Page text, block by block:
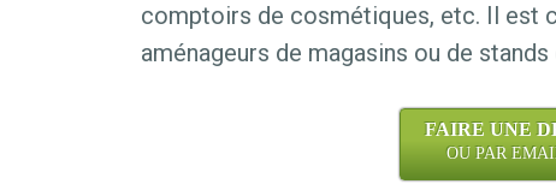
comptoirs de cosmétiques, etc. Il est
aménageurs de magasins ou de
FAIRE UNE
OU PAR